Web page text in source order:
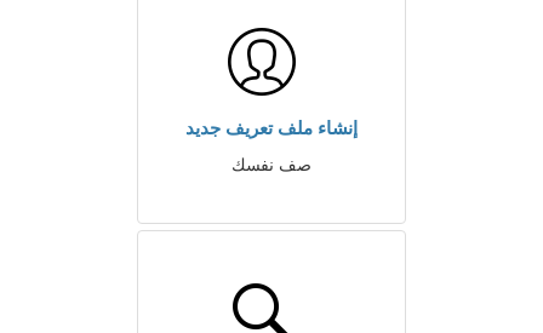
إنشاء ملف تعريف جديد
صف نفسك